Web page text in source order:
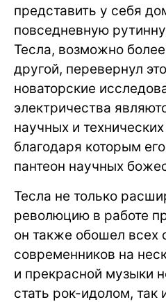
представить у себя
повседневную
Тесла, возможно
другой, перевернул
новаторские
электричества
научных и
благодаря которым
пантеон научных
Тесла не только
революцию в работе
он также обошел всех
современников на
и прекрасной музыки
стать рок-идолом, так